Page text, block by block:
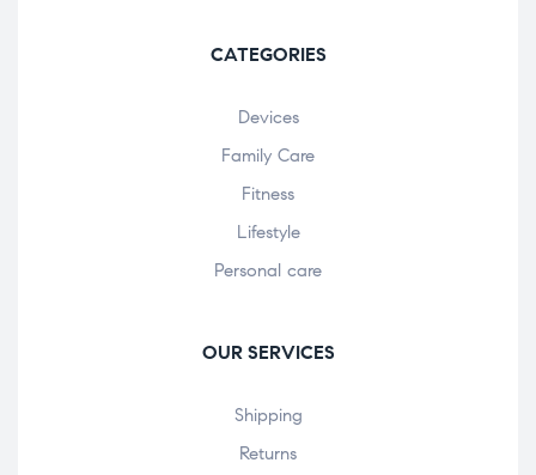
CATEGORIES
Devices
Family Care
Fitness
Lifestyle
Personal care
OUR SERVICES
Shipping
Returns